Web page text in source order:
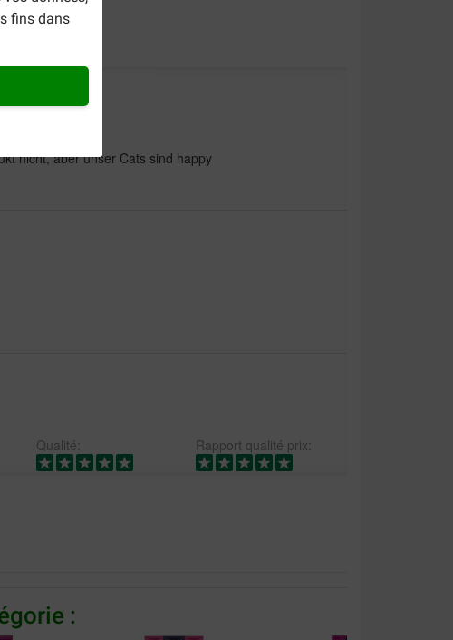
fins dans
nicht, aber unser Cats sind happy
Qualité: Rapport qualité prix:
: